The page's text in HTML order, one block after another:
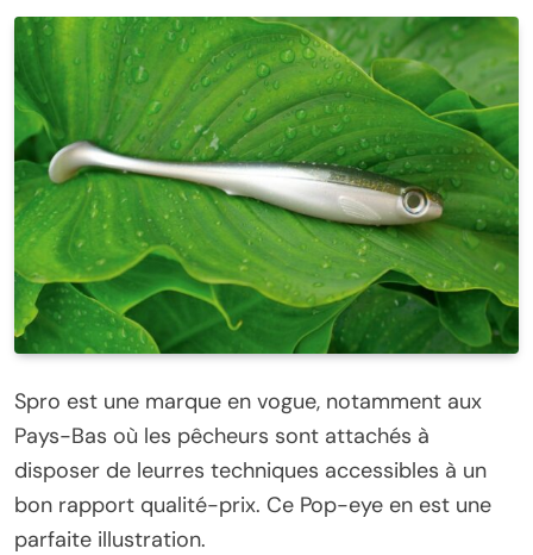
Spro est une marque en vogue, notamment aux
Pays-Bas où les pêcheurs sont attachés à
disposer de leurres techniques accessibles à un
bon rapport qualité-prix. Ce Pop-eye en est une
parfaite illustration.